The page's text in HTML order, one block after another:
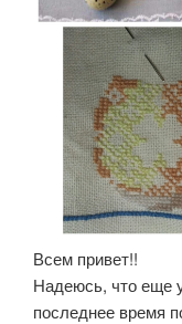
Всем привет!!
Надеюсь, что еще
последнее время